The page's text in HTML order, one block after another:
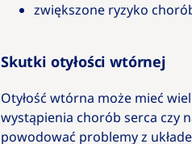
zwiększone ryzyko
Skutki otyłości wtórnej
Otyłość wtórna może mieć
wystąpienia chorób serca czy
powodować problemy z